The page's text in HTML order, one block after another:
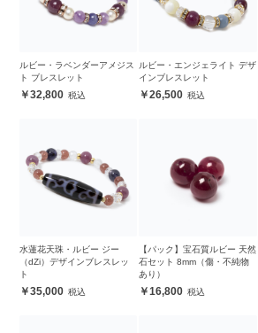
ルビー・ラベンダーアメジス
ト ブレスレット
32,800
ルビー・エンジェライト デザ
インブレスレット
26,500
水蓮花天珠・ルビー ジー
（dZi）デザインブレスレッ
ト
35,000
【パック】宝石質ルビー 天然
石セット 8mm（傷・不純物
あり）
16,800